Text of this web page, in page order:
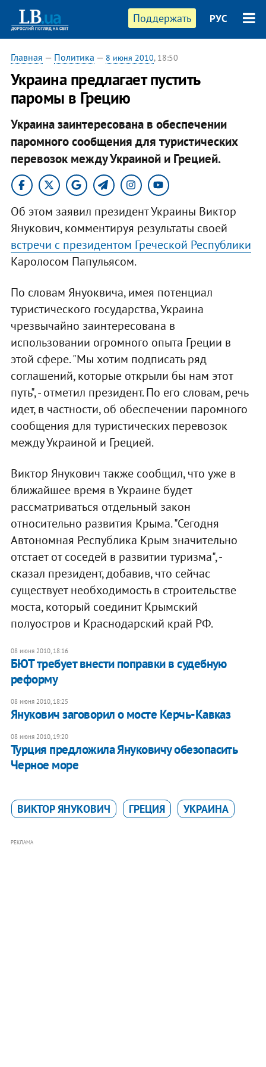
Поддержать РУС
Главная — Политика — 8 июня 2010, 18:50
Украина предлагает пустить
паромы в Грецию
Украина заинтересована в обеспечении
паромного сообщения для туристических
перевозок между Украиной и Грецией.
Об этом заявил президент Украины Виктор
Янукович, комментируя результаты своей
встречи с президентом Греческой Республики
Каролосом Папульясом.
По словам Януоквича, имея потенциал
туристического государства, Украина
чрезвычайно заинтересована в
использовании огромного опыта Греции в
этой сфере. "Мы хотим подписать ряд
соглашений, которые открыли бы нам этот
путь", - отметил президент. По его словам, речь
идет, в частности, об обеспечении паромного
сообщения для туристических перевозок
между Украиной и Грецией.
Виктор Янукович также сообщил, что уже в
ближайшее время в Украине будет
рассматриваться отдельный закон
относительно развития Крыма. "Сегодня
Автономная Республика Крым значительно
отстает от соседей в развитии туризма", -
сказал президент, добавив, что сейчас
существует необходимость в строительстве
моста, который соединит Крымский
полуостров и Краснодарский край РФ.
08 июня 2010, 18:16
БЮТ требует внести поправки в судебную
реформу
08 июня 2010, 18:25
Янукович заговорил о мосте Керчь-Кавказ
08 июня 2010, 19:20
Турция предложила Януковичу обезопасить
Черное море
ВИКТОР ЯНУКОВИЧ ГРЕЦИЯ УКРАИНА
РЕКЛАМА